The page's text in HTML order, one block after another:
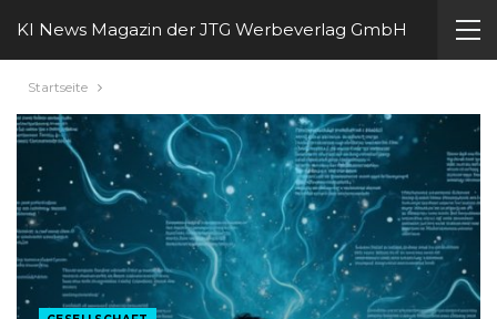
KI News Magazin der JTG Werbeverlag GmbH
Startseite